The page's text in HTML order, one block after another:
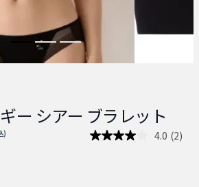
ー シアー ブラレット
from
) 4.0 レ
(2)